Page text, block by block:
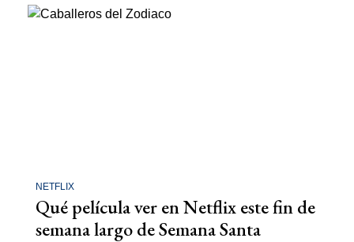
NETFLIX
Qué película ver en Netflix este fin de
semana largo de Semana Santa